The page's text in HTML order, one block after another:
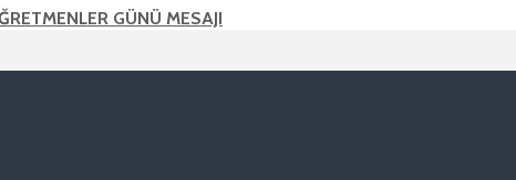
GÜNÜ MESAJI